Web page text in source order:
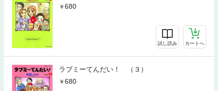
680
試し読み カートへ
ラブミーてんだい！ （３）
680